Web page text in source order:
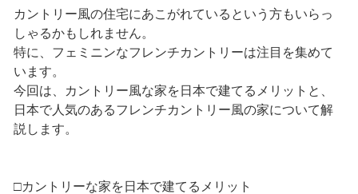
カントリー風の住宅にあこがれているという方もいらっ
しゃるかもしれません。
特に、フェミニンなフレンチカントリーは注目を集めて
います。
今回は、カントリー風な家を日本で建てるメリットと、
日本で人気のあるフレンチカントリー風の家について解
説します。
□カントリーな家を日本で建てるメリット